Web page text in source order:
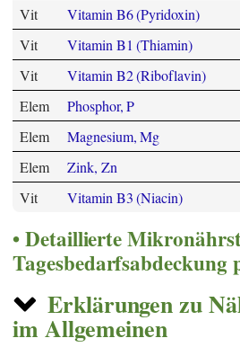
Vit
Vitamin B6 (Pyridoxin)
Vit
Vitamin B1 (Thiamin)
Vit
Vitamin B2 (Riboflavin)
Elem
Phosphor, P
Elem
Magnesium, Mg
Elem
Zink, Zn
Vit
Vitamin B3 (Niacin)
Detaillierte
Tagesbedarfsabdeckung
Erklärungen zu
im Allgemeinen